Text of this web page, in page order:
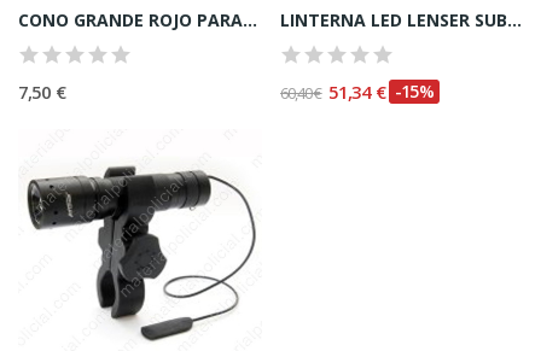
CONO GRANDE ROJO PARA 7862, P14, M14
7,50 €
LINTERNA LED LENSER SUBMARINISTA D-14
60,40 € 51,34 € -15%